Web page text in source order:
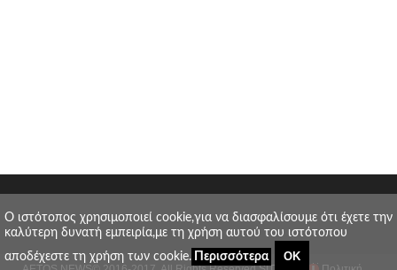
O ιστότοπος χρησιμοποιεί cookie,για να διασφαλίσουμε ότι έχετε την
καλύτερη δυνατή εμπειρία,με τη χρήση αυτού του ιστότοπου
αποδέχεστε τη χρήση των cookie.
Περισσότερα ΟΚ